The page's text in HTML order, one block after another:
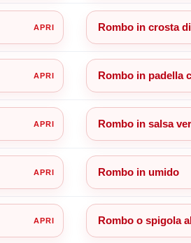
Rombo in crosta
Rombo in padella
Rombo in salsa
Rombo in umido
Rombo o spigola